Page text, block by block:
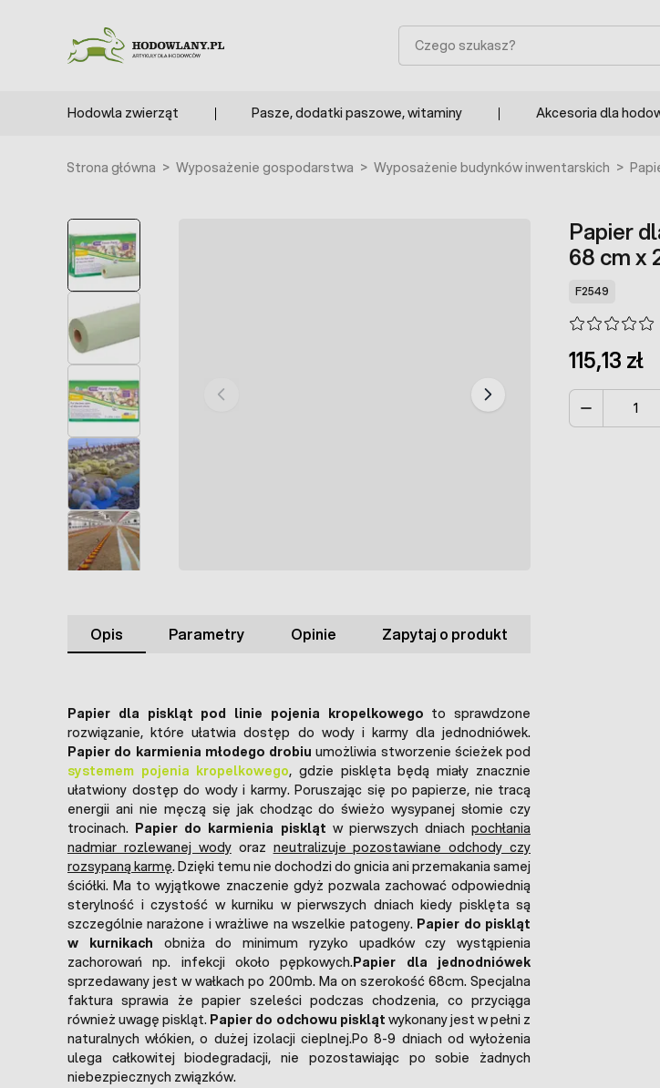
Szukaj
Hodowla zwierząt Pasze, dodatki paszowe, witaminy Akcesoria dla
Strona główna > Wyposażenie gospodarstwa > Wyposażenie budynków inwentarskich >
Papier
68 cm x
F2549
115,13 zł
Opis Parametry Opinie Zapytaj o produkt
Papier dla piskląt pod linie pojenia kropelkowego to sprawdzone
rozwiązanie, które ułatwia dostęp do wody i karmy dla jednodniówek.
Papier do karmienia młodego drobiu umożliwia stworzenie ścieżek pod
systemem pojenia kropelkowego, gdzie pisklęta będą miały znacznie
ułatwiony dostęp do wody i karmy. Poruszając się po papierze, nie tracą
energii ani nie męczą się jak chodząc do świeżo wysypanej słomie czy
trocinach. Papier do karmienia piskląt w pierwszych dniachpochłania
nadmiar rozlewanej wodyoraz neutralizuje pozostawiane odchody czy
rozsypaną karmę. Dzięki temu nie dochodzi do gnicia ani przemakania samej
ściółki. Ma to wyjątkowe znaczenie gdyż pozwala zachować odpowiednią
sterylność i czystość w kurniku w pierwszych dniach kiedy pisklęta są
szczególnie narażone i wrażliwe na wszelkie patogeny. Papier do piskląt
w kurnikach obniża do minimum ryzyko upadków czy wystąpienia
zachorowań np. infekcji około pępkowych.Papier dla jednodniówek
sprzedawany jest w wałkach po 200mb. Ma on szerokość 68cm. Specjalna
faktura sprawia że papier szeleści podczas chodzenia, co przyciąga
również uwagę piskląt. Papier do odchowu piskląt wykonany jest w pełni z
naturalnych włókien, o dużej izolacji cieplnej.Po 8-9 dniach od wyłożenia
ulega całkowitej biodegradacji, nie pozostawiając po sobie żadnych
niebezpiecznych związków.